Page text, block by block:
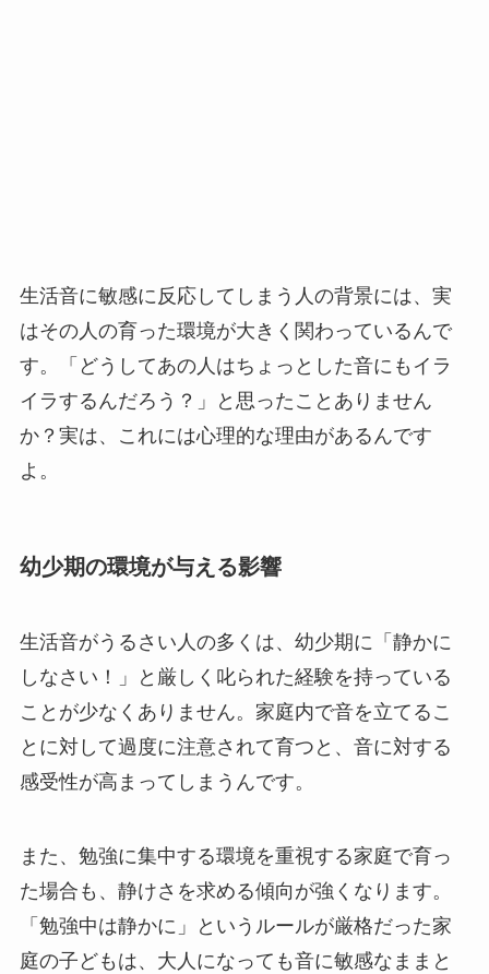
生活音に敏感に反応してしまう人の背景には、実
はその人の育った環境が大きく関わっているんで
す。「どうしてあの人はちょっとした音にもイラ
イラするんだろう？」と思ったことありません
か？実は、これには心理的な理由があるんです
よ。
幼少期の環境が与える影響
生活音がうるさい人の多くは、幼少期に「静かに
しなさい！」と厳しく叱られた経験を持っている
ことが少なくありません。家庭内で音を立てるこ
とに対して過度に注意されて育つと、音に対する
感受性が高まってしまうんです。
また、勉強に集中する環境を重視する家庭で育っ
た場合も、静けさを求める傾向が強くなります。
「勉強中は静かに」というルールが厳格だった家
庭の子どもは、大人になっても音に敏感なままと